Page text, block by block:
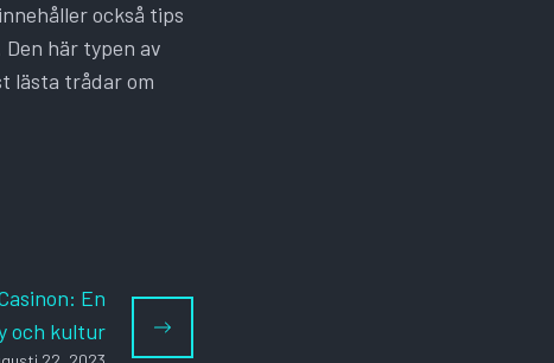
också tips
här typen av
lästa trådar om
En
och kultur